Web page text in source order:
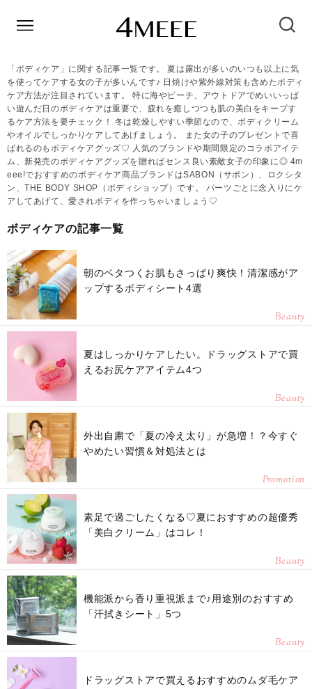
「ボディケア」に関する記事一覧です。 夏は露出が多いのいつも以上に気
を使ってケアする女の子が多いんです♪ 日焼けや紫外線対策も含めたボディ
ケア方法が注目されています。 特に海やビーチ、アウトドアでめいいっぱ
い遊んだ日のボディケアは重要で、疲れを癒しつつも肌の美白をキープす
るケア方法を要チェック！ 冬は乾燥しやすい季節なので、ボディクリーム
やオイルでしっかりケアしてあげましょう。 また女の子のプレゼントで喜
ばれるのもボディケアグッズ♡ 人気のブランドや期間限定のコラボアイテ
ム、新発売のボディケアグッズを贈ればセンス良い素敵女子の印象に◎ 4m
eee!でおすすめのボディケア商品ブランドはSABON（サボン）、ロクシタ
ン、THE BODY SHOP（ボディショップ）です。 パーツごとに念入りにケ
アしてあげて、愛されボディを作っちゃいましょう♡
ボディケアの記事一覧
朝のベタつくお肌もさっぱり爽快！清潔感がア
ップするボディシート4選
Beauty
夏はしっかりケアしたい。ドラッグストアで買
えるお尻ケアアイテム4つ
Beauty
外出自粛で「夏の冷え太り」が急増！？今すぐ
やめたい習慣＆対処法とは
Promotion
素足で過ごしたくなる♡夏におすすめの超優秀
「美白クリーム」はコレ！
Beauty
機能派から香り重視派まで♪用途別のおすすめ
「汗拭きシート」5つ
Beauty
ドラッグストアで買えるおすすめのムダ毛ケア